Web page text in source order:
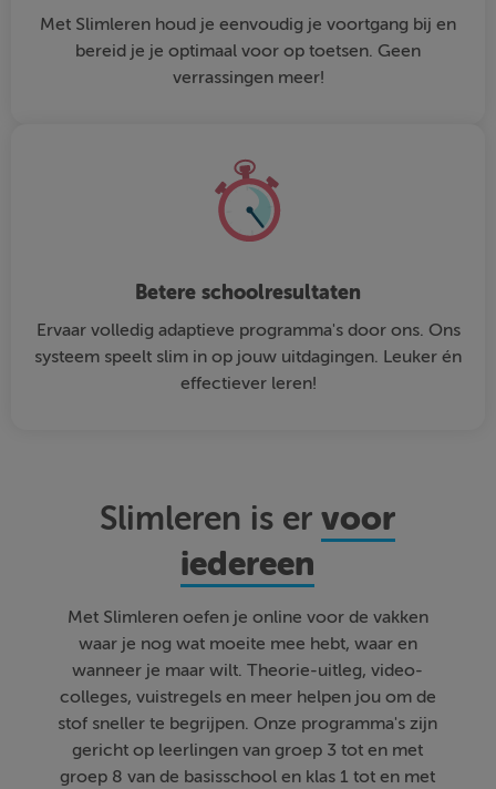
Met Slimleren houd je eenvoudig je voortgang bij en
bereid je je optimaal voor op toetsen. Geen
verrassingen meer!
Betere schoolresultaten
Ervaar volledig adaptieve programma's door ons. Ons
systeem speelt slim in op jouw uitdagingen. Leuker én
effectiever leren!
Slimleren is ervoor
iedereen
Met Slimleren oefen je online voor de vakken
waar je nog wat moeite mee hebt, waar en
wanneer je maar wilt. Theorie-uitleg, video-
colleges, vuistregels en meer helpen jou om de
stof sneller te begrijpen. Onze programma's zijn
gericht op leerlingen van groep 3 tot en met
groep 8 van de basisschool en klas 1 tot en met